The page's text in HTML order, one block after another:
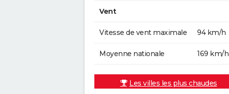
Vent
Vitesse de vent maximale 94 km/h
Moyenne nationale 169 km/h
Les villes les plus chaudes